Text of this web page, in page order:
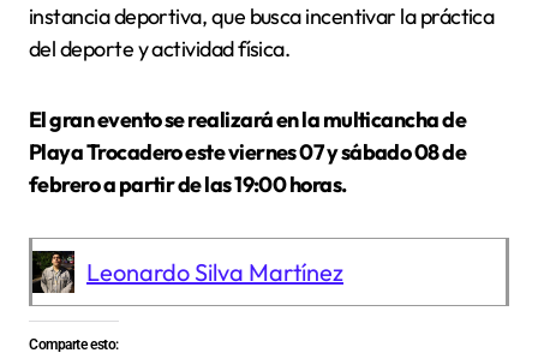
instancia deportiva, que busca incentivar la práctica
del deporte y actividad física.
El gran evento se realizará en la multicancha de
Playa Trocadero este viernes 07 y sábado 08 de
febrero a partir de las 19:00 horas.
Leonardo Silva Martínez
Comparte esto: